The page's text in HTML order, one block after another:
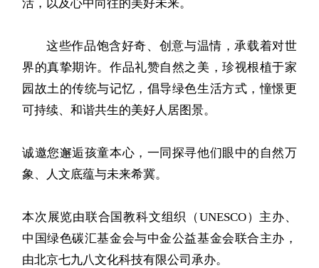
活，以及心中向往的美好未来。
这些作品饱含好奇、创意与温情，承载着对世
界的真挚期许。作品礼赞自然之美，珍视根植于家
园故土的传统与记忆，倡导绿色生活方式，憧憬更
可持续、和谐共生的美好人居图景。
诚邀您邂逅孩童本心，一同探寻他们眼中的自然万
象、人文底蕴与未来希冀。
本次展览由联合国教科文组织（UNESCO）主办、
中国绿色碳汇基金会与中金公益基金会联合主办，
由北京七九八文化科技有限公司承办。